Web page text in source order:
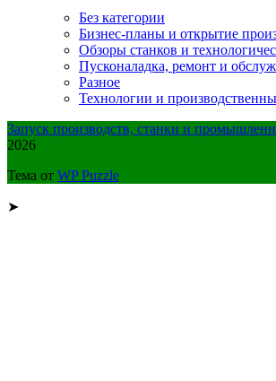
Без категории
Бизнес-планы и открытие
Обзоры станков и
Пусконаладка, ремонт и
Разное
Технологии и
Запуск производств, станки и
2026
Тема от WP Puzzle
➤